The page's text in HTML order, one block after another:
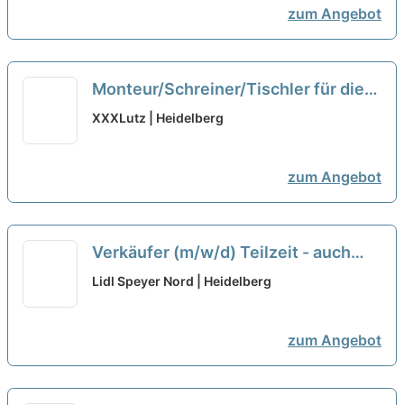
zum Angebot
Monteur/Schreiner/Tischler für die
Möbel- und Küchenmontage (m/w/d)
XXXLutz | Heidelberg
zum Angebot
Verkäufer (m/w/d) Teilzeit - auch
Quereinsteiger neu
Lidl Speyer Nord | Heidelberg
zum Angebot